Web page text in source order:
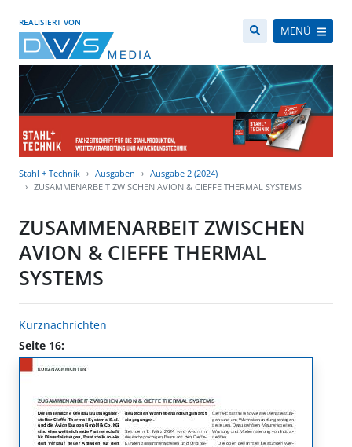
REALISIERT VON
MENÜ
Stahl + Technik Ausgaben
Ausgabe 2 (2024)
ZUSAMMENARBEIT ZWISCHEN AVION & CIEFFE THERMAL SYSTEMS
ZUSAMMENARBEIT ZWISCHEN
AVION & CIEFFE THERMAL
SYSTEMS
Kurznachrichten
Seite 16: